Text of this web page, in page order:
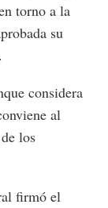
torno a la
su
considera
al
los
firmó el